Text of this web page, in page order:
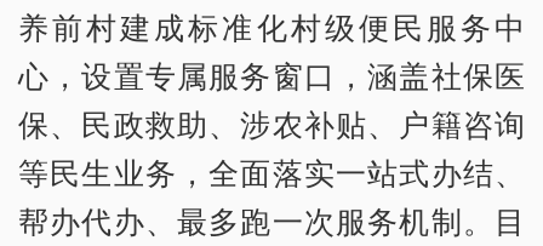
养前村建成标准化村级便民服务中
心，设置专属服务窗口，涵盖社保医
保、民政救助、涉农补贴、户籍咨询
等民生业务，全面落实一站式办结、
帮办代办、最多跑一次服务机制。目